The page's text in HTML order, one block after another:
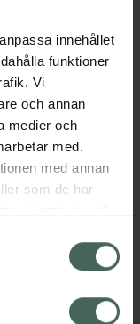
innehållet
funktioner
Vi
och annan
medier och
med.
med annan
som de har
påverkar inte
återkallelsen.
kr
Dölj
före